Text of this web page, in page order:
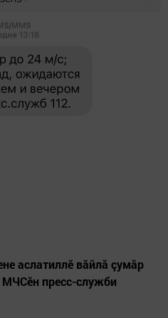
аслатиллӗ вăйлă çумăр
МЧСӗн пресс-служби